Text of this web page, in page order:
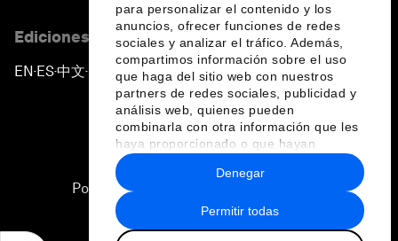
para personalizar el contenido y los
anuncios, ofrecer funciones de redes
sociales y analizar el tráfico. Además,
compartimos información sobre el uso
que haga del sitio web con nuestros
partners de redes sociales, publicidad y
análisis web, quienes pueden
combinarla con otra información que les
haya proporcionado o que hayan
recopilado a partir del uso que haya
hecho de sus servicios.
Permitir todas
Denegar
Ediciones en otros idiomas
EN ▪ ES▪中文▪ 日本語
Política de privacidad y normas de uso